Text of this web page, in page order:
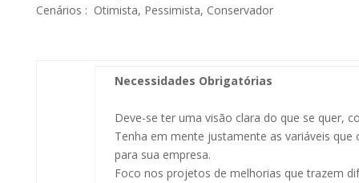
Cenários : Otimista, Pessimista, Conservador
Necessidades Obrigatórias
Deve-se ter uma visão clara do que se quer,
Tenha em mente justamente as variáveis
para sua empresa.
Foco nos projetos de melhorias que trazem